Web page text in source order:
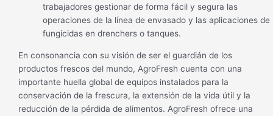
trabajadores gestionar de forma fácil y segura las
operaciones de la línea de envasado y las aplicaciones de
fungicidas en drenchers o tanques.
En consonancia con su visión de ser el guardián de los
productos frescos del mundo, AgroFresh cuenta con una
importante huella global de equipos instalados para la
conservación de la frescura, la extensión de la vida útil y la
reducción de la pérdida de alimentos. AgroFresh ofrece una